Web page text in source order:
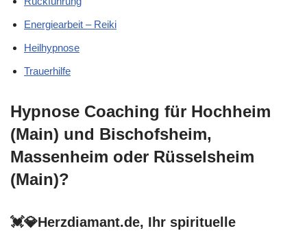
Energiearbeit – Reiki
Heilhypnose
Trauerhilfe
Hypnose Coaching für Hochheim
(Main) und Bischofsheim,
Massenheim oder Rüsselsheim
(Main)?
💓️💎Herzdiamant.de, Ihr spirituelle